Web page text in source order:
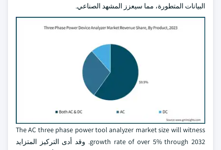
البيانات المتطورة، مما سيعزز المشهد الصناعي.
The AC three phase power tool analyzer market size will witness
growth rate of over 5% through 2032. وقد أدى التركيز المتزايد